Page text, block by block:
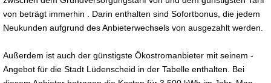
von beträgt immerhin . Darin enthalten sind Sofortbonus, die jedem
Neukunden aufgrund des Anbieterwechsels von ausgezahlt werden.
Außerdem ist auch der günstigste Ökostromanbieter mit seinem -
Angebot für die Stadt Lüdenscheid in der Tabelle enthalten. Bei